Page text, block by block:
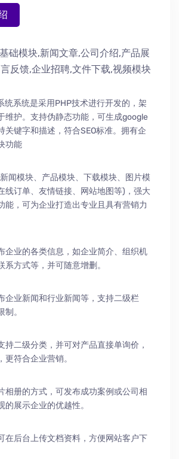
基础模块,新闻文章,公司介绍,产品展
反馈,企业招聘,文件下载,视频模块
统系统是采用PHP技术进行开发的，架
维护。支持伪静态功能，可生成google
关键字和描述，符合SEO标准。拥有企
功能
闻模块、产品模块、下载模块、图片模
线订单、友情链接、网站地图等)，强大
能，可为企业打造出专业且具有营销力
企业的各类信息，如企业简介、组织机
系方式等，并可随意增删。
企业新闻和行业新闻等，支持二级栏
。
持二级分类，并可对产品直接单询价，
更符合企业营销。
相册的方式，可发布成功案例或公司相
的展示企业的优越性。
在后台上传文档资料，方便网站客户下